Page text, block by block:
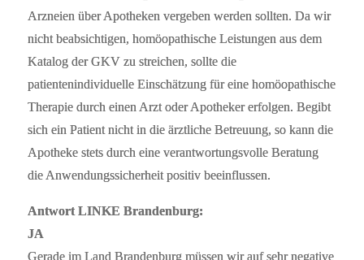
Arzneien über Apotheken vergeben werden sollten. Da wir
nicht beabsichtigen, homöopathische Leistungen aus dem
Katalog der GKV zu streichen, sollte die
patientenindividuelle Einschätzung für eine homöopathische
Therapie durch einen Arzt oder Apotheker erfolgen. Begibt
sich ein Patient nicht in die ärztliche Betreuung, so kann die
Apotheke stets durch eine verantwortungsvolle Beratung
die Anwendungssicherheit positiv beeinflussen.
Antwort LINKE Brandenburg:
JA
Gerade im Land Brandenburg müssen wir auf sehr negative